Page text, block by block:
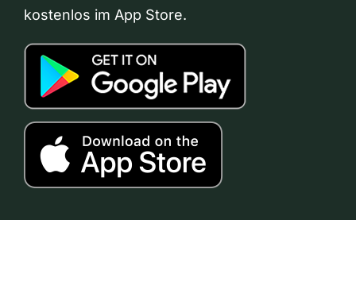
kostenlos im App Store.